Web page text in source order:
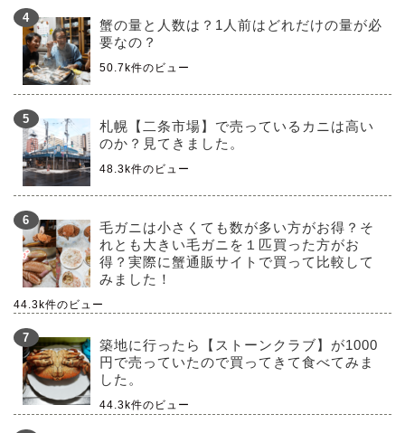
蟹の量と人数は？1人前はどれだけの量が必
要なの？
50.7k件のビュー
札幌【二条市場】で売っているカニは高い
のか？見てきました。
48.3k件のビュー
毛ガニは小さくても数が多い方がお得？そ
れとも大きい毛ガニを１匹買った方がお
得？実際に蟹通販サイトで買って比較して
みました！
44.3k件のビュー
築地に行ったら【ストーンクラブ】が1000
円で売っていたので買ってきて食べてみま
した。
44.3k件のビュー